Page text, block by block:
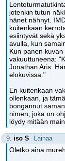
jotenkin tutun
hänet nähnyt.
kuitenkaan
esiintyvät sekä
avulla, kun
Kun panen
vakuuttuneena:
Jonathan Aris.
elokuvissa."
En kuitenkaan
ollenkaan, ja
bongannut
nimen, joka on
löydy mitään
9. iso S Lainaa
Oletko aina